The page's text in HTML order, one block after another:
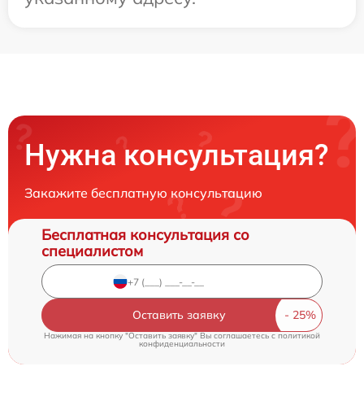
Нужна консультация?
Закажите бесплатную консультацию
Бесплатная консультация со
специалистом
Оставить заявку
Нажимая на кнопку "Оставить заявку" Вы соглашаетесь cполитикой
конфиденциальности